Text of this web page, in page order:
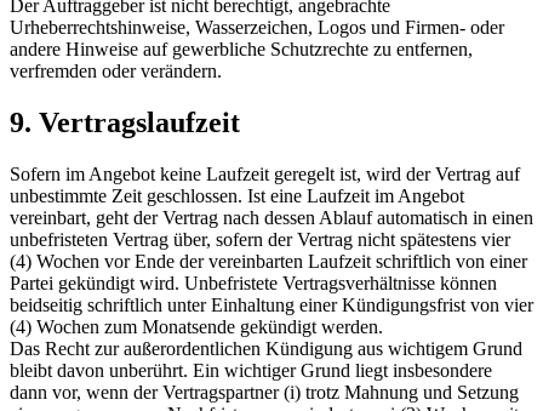
Der Auftraggeber ist nicht berechtigt, angebrachte
Urheberrechtshinweise, Wasserzeichen, Logos und Firmen- oder
andere Hinweise auf gewerbliche Schutzrechte zu entfernen,
verfremden oder verändern.
9. Vertragslaufzeit
Sofern im Angebot keine Laufzeit geregelt ist, wird der Vertrag auf
unbestimmte Zeit geschlossen. Ist eine Laufzeit im Angebot
vereinbart, geht der Vertrag nach dessen Ablauf automatisch in einen
unbefristeten Vertrag über, sofern der Vertrag nicht spätestens vier
(4) Wochen vor Ende der vereinbarten Laufzeit schriftlich von einer
Partei gekündigt wird. Unbefristete Vertragsverhältnisse können
beidseitig schriftlich unter Einhaltung einer Kündigungsfrist von vier
(4) Wochen zum Monatsende gekündigt werden.
Das Recht zur außerordentlichen Kündigung aus wichtigem Grund
bleibt davon unberührt. Ein wichtiger Grund liegt insbesondere
dann vor, wenn der Vertragspartner (i) trotz Mahnung und Setzung